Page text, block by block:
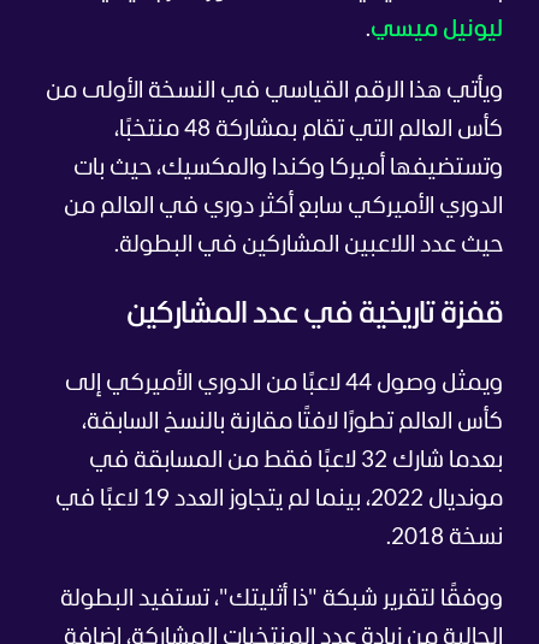
ليونيل ميسي.
ويأتي هذا الرقم القياسي في النسخة الأولى من
كأس العالم التي تقام بمشاركة 48 منتخبًا،
وتستضيفها أميركا وكندا والمكسيك، حيث بات
الدوري الأميركي سابع أكثر دوري في العالم من
حيث عدد اللاعبين المشاركين في البطولة.
قفزة تاريخية في عدد المشاركين
ويمثل وصول 44 لاعبًا من الدوري الأميركي إلى
كأس العالم تطورًا لافتًا مقارنة بالنسخ السابقة،
بعدما شارك 32 لاعبًا فقط من المسابقة في
مونديال 2022، بينما لم يتجاوز العدد 19 لاعبًا في
نسخة 2018.
ووفقًا لتقرير شبكة "ذا أثليتك"، تستفيد البطولة
الحالية من زيادة عدد المنتخبات المشاركة، إضافة